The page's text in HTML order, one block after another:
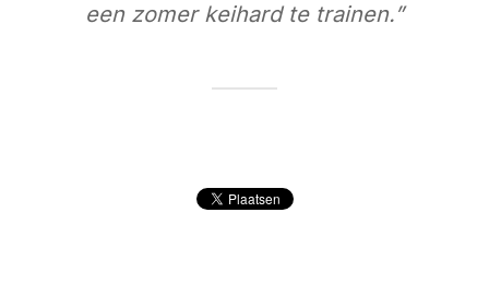
een zomer keihard te trainen.”